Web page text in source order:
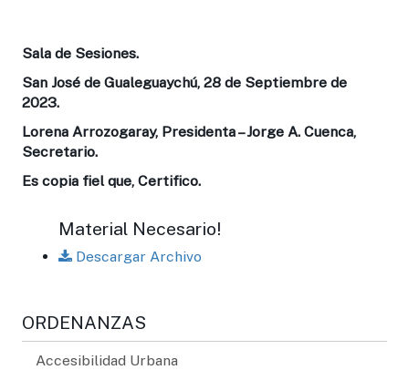
Sala de Sesiones.
San José de Gualeguaychú, 28 de Septiembre de
2023.
Lorena Arrozogaray, Presidenta – Jorge A. Cuenca,
Secretario.
Es copia fiel que, Certifico.
Material Necesario!
Descargar Archivo
ORDENANZAS
Accesibilidad Urbana